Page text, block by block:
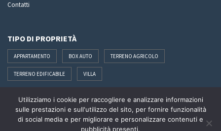
Contatti
TIPO DI PROPRIETÀ
APPARTAMENTO BOX AUTO TERRENO AGRICOLO
TERRENO EDIFICABILE VILLA
SEGUICI SU
Utilizziamo i cookie per raccogliere e analizzare informazioni
sulle prestazioni e sull'utilizzo del sito, per fornire funzionalità
di social media e per migliorare e personalizzare contenuti e
pubblicità presenti.